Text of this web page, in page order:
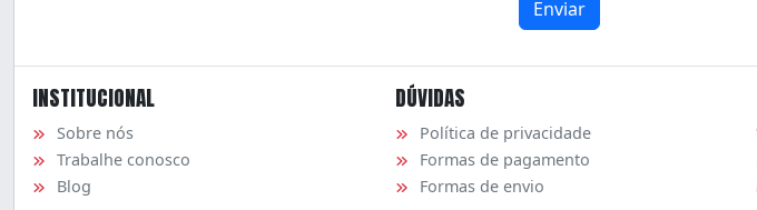
INSTITUCIONAL
Sobre nós
Trabalhe conosco
Blog
DÚVIDAS
Política de privacidade
Formas de pagamento
Formas de envio